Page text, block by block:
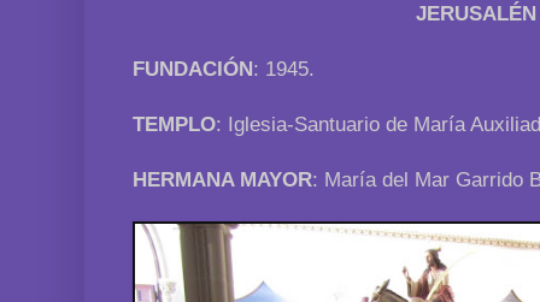
JERUSALÉN
FUNDACIÓN: 1945.
TEMPLO: Iglesia-Santuario de María
HERMANA MAYOR: María del Mar Garrido